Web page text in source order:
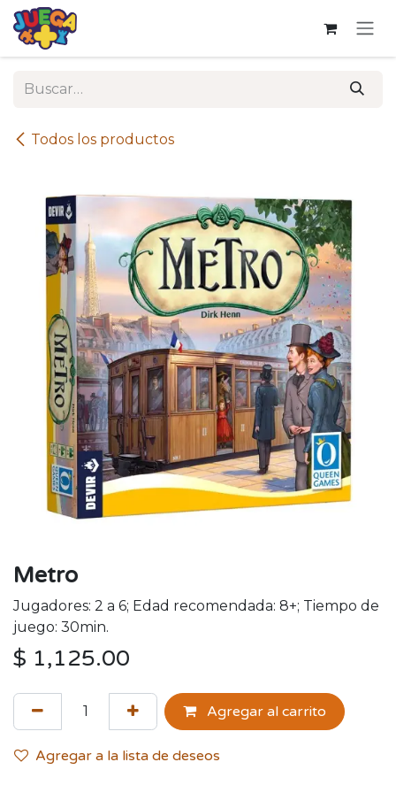
Ir al contenido
Todos los productos
Metro
Jugadores: 2 a 6; Edad recomendada: 8+; Tiempo de
juego: 30min.
$ 1,125.00
Agregar al carrito
Agregar a la lista de deseos